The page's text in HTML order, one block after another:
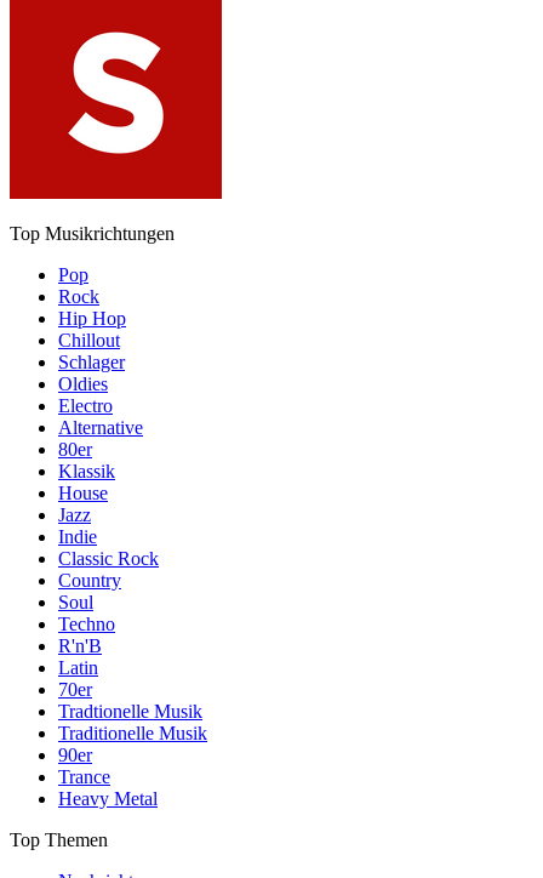
Top Musikrichtungen
Pop
Rock
Hip Hop
Chillout
Schlager
Oldies
Electro
Alternative
80er
Klassik
House
Jazz
Indie
Classic Rock
Country
Soul
Techno
R'n'B
Latin
70er
Tradtionelle Musik
Traditionelle Musik
90er
Trance
Heavy Metal
Top Themen